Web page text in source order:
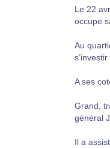
Le 22
occupe
Au
A ses
Grand,
général
Il a